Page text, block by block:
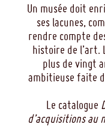
Un musée doit
ses lacunes,
rendre compte
histoire de l’art.
plus de vingt
ambitieuse faite
Le catalogue
d’acquisitions au